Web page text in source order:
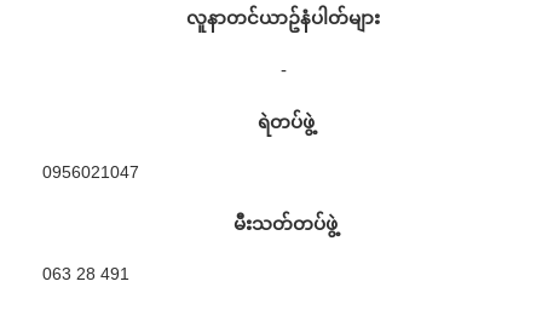
လူနာတင်ယာဥ်နံပါတ်များ
-
ရဲတပ်ဖွဲ့
0956021047
မီးသတ်တပ်ဖွဲ့
063 28 491